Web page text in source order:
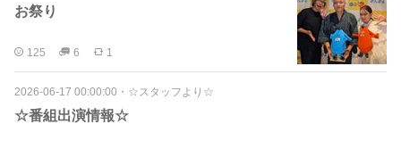
お祭り
125 6 1
2026-06-17 00:00:00 ・ ☆スタッフより☆
☆番組出演情報☆